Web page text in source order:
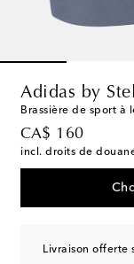
Adidas by
Brassière de sport à
CA$ 160
original price
incl. droits de
Livraison offerte